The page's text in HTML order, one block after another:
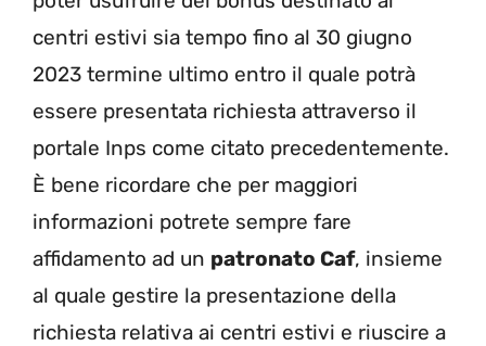
centri estivi sia tempo fino al 30 giugno
2023 termine ultimo entro il quale potrà
essere presentata richiesta attraverso il
portale Inps come citato precedentemente.
È bene ricordare che per maggiori
informazioni potrete sempre fare
affidamento ad un patronato Caf, insieme
al quale gestire la presentazione della
richiesta relativa ai centri estivi e riuscire a